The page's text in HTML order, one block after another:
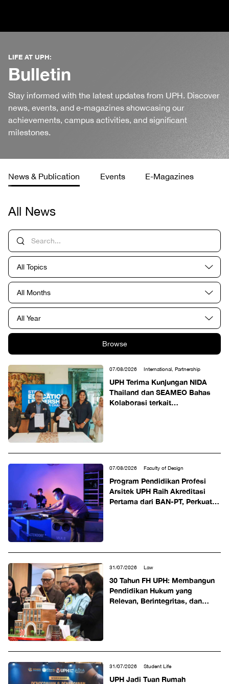
LIFE AT UPH:
Bulletin
Stay informed with the latest updates from UPH. Discover
news, events, and e-magazines showcasing our
achievements, campus activities, and significant
milestones.
News & Publication Events E-Magazines
All News
All Topics
All Months
All Year
Browse
07/08/2026 International, Partnership
UPH Terima Kunjungan NIDA
Thailand dan SEAMEO Bahas
Kolaborasi terkait
07/08/2026 Faculty of Design
Program Pendidikan Profesi
Arsitek UPH Raih Akreditasi
Pertama dari BAN-PT, Perkuat
31/07/2026 Law
30 Tahun FH UPH: Membangun
Pendidikan Hukum yang
Relevan, Berintegritas, dan
31/07/2026 Student Life
UPH Jadi Tuan Rumah